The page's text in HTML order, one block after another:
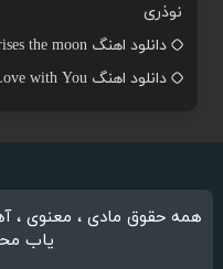
نوذری
دانلود اهنگ rises the moon از Liana flores + ریمیکس
دانلود اهنگ Fall in Love with You از Montell Fish
همه حقوق مادی ، معنوی ،
یاب